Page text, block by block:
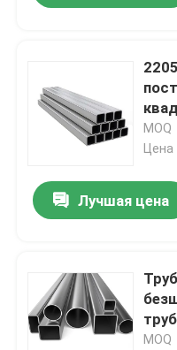
316L
Лучшая цена